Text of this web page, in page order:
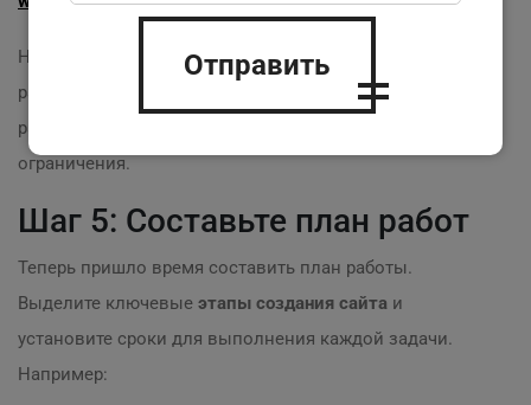
Например, дизайнер может предложить идею
размещения ключевых элементов на странице, а
разработчик укажет на возможные технические
ограничения.
Шаг 5: Составьте план работ
Теперь пришло время составить план работы.
Выделите ключевые этапы создания сайта и
установите сроки для выполнения каждой задачи.
Например:
Отправить